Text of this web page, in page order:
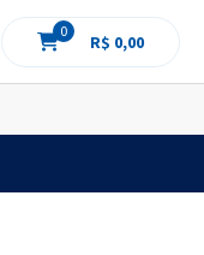
0
R$ 0,00